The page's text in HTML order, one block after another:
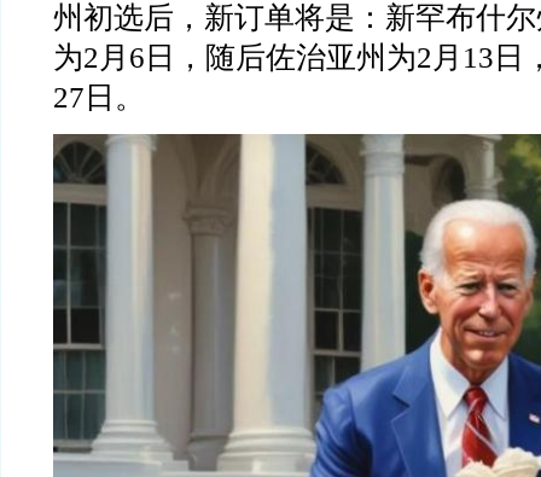
州初选后，新订单将是：新罕布什
为2月6日，随后佐治亚州为2月13日
27日。